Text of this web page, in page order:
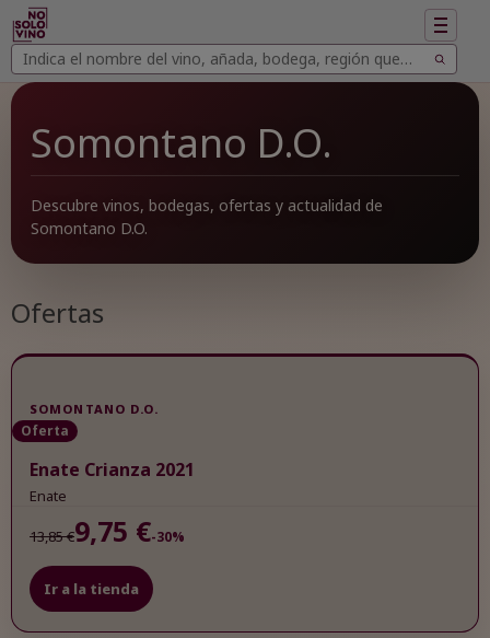
Buscar
vinos
Buscar
Mostrar
Somontano D.O.
Descubre vinos, bodegas, ofertas y actualidad de
Somontano D.O.
Ofertas
SOMONTANO D.O.
Oferta
Enate Crianza 2021
Enate
13,85 €9,75 €-30%
Ir a la tienda